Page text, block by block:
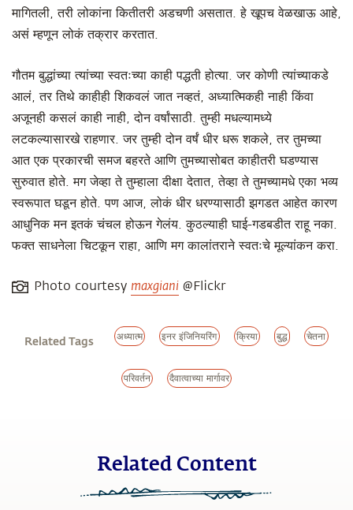
मागितली, तरी लोकांना कितीतरी अडचणी असतात. हे खूपच वेळखाऊ आहे,
असं म्हणून लोकं तक्रार करतात.
गौतम बुद्धांच्या त्यांच्या स्वतःच्या काही पद्धती होत्या. जर कोणी त्यांच्याकडे
आलं, तर तिथे काहीही शिकवलं जात नव्हतं, अध्यात्मिकही नाही किंवा
अजूनही कसलं काही नाही, दोन वर्षांसाठी. तुम्ही मधल्यामध्ये
लटकल्यासारखे राहणार. जर तुम्ही दोन वर्षं धीर धरू शकले, तर तुमच्या
आत एक प्रकारची समज बहरते आणि तुमच्यासोबत काहीतरी घडण्यास
सुरुवात होते. मग जेव्हा ते तुम्हाला दीक्षा देतात, तेव्हा ते तुमच्यामधे एका भव्य
स्वरूपात घडून होते. पण आज, लोकं धीर धरण्यासाठी झगडत आहेत कारण
आधुनिक मन इतकं चंचल होऊन गेलंय. कुठल्याही घाई-गडबडीत राहू नका.
फक्त साधनेला चिटकून राहा, आणि मग कालांतराने स्वतःचे मूल्यांकन करा.
Photo courtesy maxgiani @Flickr
Related Tags अध्यात्म इनर इंजिनियरिंग क्रिया बुद्ध चेतना
परिवर्तन दैवात्वाच्या मार्गावर
Related Content